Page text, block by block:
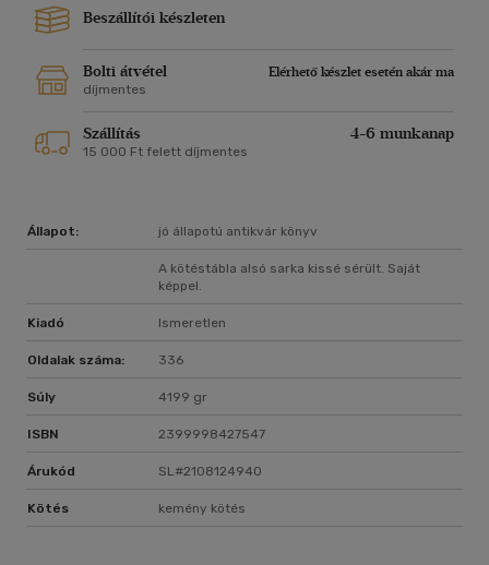
Beszállítói készleten
Bolti átvétel
Elérhető készlet esetén akár ma
díjmentes
Szállítás 4-6 munkanap
15 000 Ft felett díjmentes
Állapot: jó állapotú antikvár könyv
A kötéstábla alsó sarka kissé sérült. Saját
képpel.
Kiadó Ismeretlen
Oldalak száma: 336
Súly 4199 gr
ISBN 2399998427547
Árukód SL#2108124940
Kötés kemény kötés